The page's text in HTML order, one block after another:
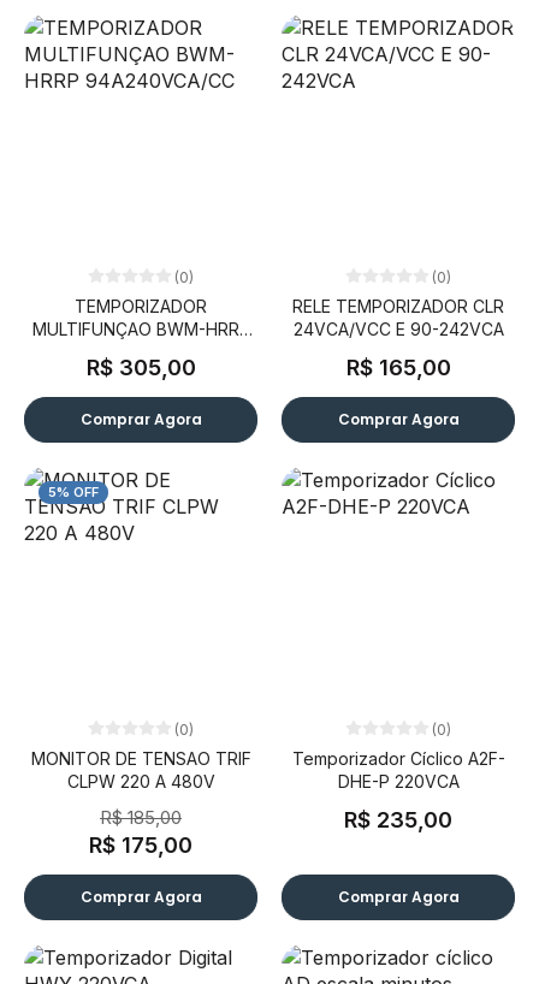
(0)
TEMPORIZADOR
MULTIFUNÇAO BWM-HRRP
R$ 305,00
Comprar Agora
(0)
RELE TEMPORIZADOR CLR
24VCA/VCC E 90-242VCA
R$ 165,00
Comprar Agora
5% OFF
(0)
MONITOR DE TENSAO TRIF
CLPW 220 A 480V
R$ 185,00
R$ 175,00
Comprar Agora
(0)
Temporizador Cíclico A2F-
DHE-P 220VCA
R$ 235,00
Comprar Agora